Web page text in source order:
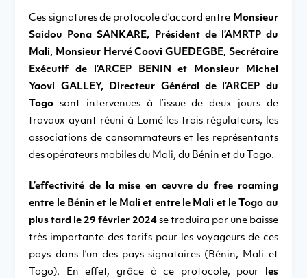
Ces signatures de protocole d’accord entre Monsieur
Saidou Pona SANKARE, Président de l’AMRTP du
Mali, Monsieur Hervé Coovi GUEDEGBE, Secrétaire
Exécutif de l’ARCEP BENIN et Monsieur Michel
Yaovi GALLEY, Directeur Général de l’ARCEP du
Togo sont intervenues à l’issue de deux jours de
travaux ayant réuni à Lomé les trois régulateurs, les
associations de consommateurs et les représentants
des opérateurs mobiles du Mali, du Bénin et du Togo.
L’effectivité de la mise en œuvre du free roaming
entre le Bénin et le Mali et entre le Mali et le Togo au
plus tard le 29 février 2024se traduira par une baisse
très importante des tarifs pour les voyageurs de ces
pays dans l’un des pays signataires (Bénin, Mali et
Togo). En effet, grâce à ce protocole, pour les